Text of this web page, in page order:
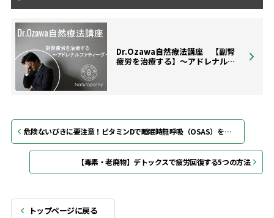
Dr.Ozawa自然療法講座 【副腎
疲労を治療する】〜アドレナル…
危険ないびきに要注意！ビタミンDで睡眠時無呼吸（OSAS）を改善する方法
【毒素・老廃物】デトックスで疲労回復する5つの方法
トップページに戻る